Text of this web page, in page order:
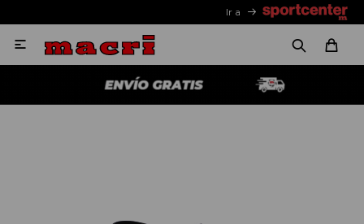
Ir a
